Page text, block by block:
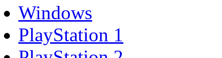
Windows
PlayStation 1